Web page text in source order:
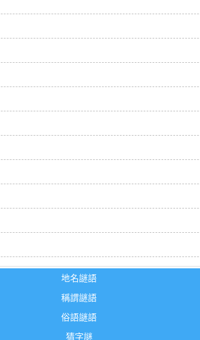
地名謎語
稱謂謎語
俗語謎語
猜字謎